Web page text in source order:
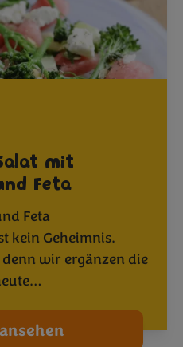
mit
Feta
Feta
kein Geheimnis.
wir ergänzen die